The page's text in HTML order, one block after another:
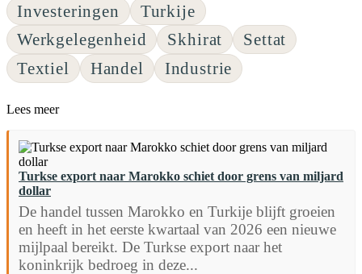
Investeringen
Turkije
Werkgelegenheid
Skhirat
Settat
Textiel
Handel Industrie
Lees meer
Turkse export naar Marokko schiet door grens van miljard
dollar
De handel tussen Marokko en Turkije blijft groeien
en heeft in het eerste kwartaal van 2026 een nieuwe
mijlpaal bereikt. De Turkse export naar het
koninkrijk bedroeg in deze...